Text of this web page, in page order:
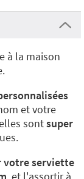
à la maison
et votre
sontsuper
votre serviette